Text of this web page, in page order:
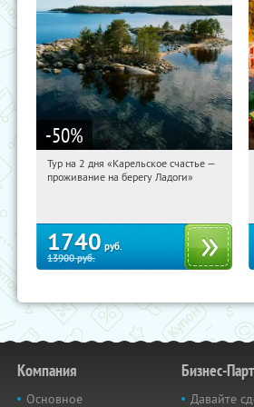
-50%
04:41:51 Купили:39
Тур на 2 дня «Карельское счастье —
проживание на берегу Ладоги»
1740 руб.
13900руб.
Компания
Основное
Бизнес-
Давайте